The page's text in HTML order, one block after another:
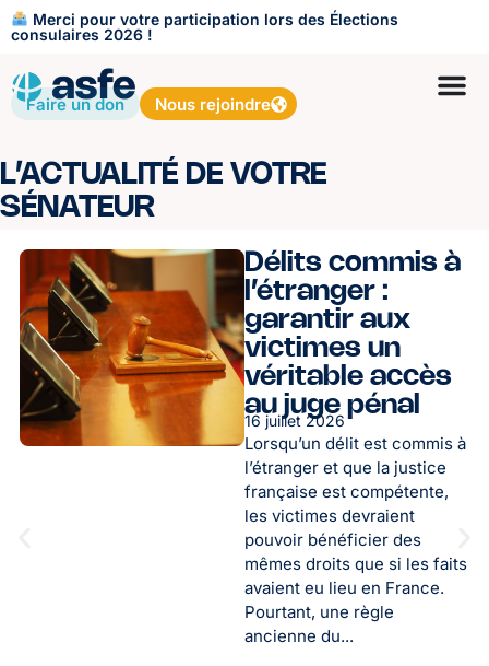
Merci pour votre participation lors des Élections
consulaires 2026 !
Faire un don Nous rejoindre
L’ACTUALITÉ DE VOTRE
SÉNATEUR
Délits commis à
l’étranger :
garantir aux
victimes un
véritable accès
au juge pénal
16 juillet 2026
Lorsqu’un délit est commis à
l’étranger et que la justice
française est compétente,
les victimes devraient
pouvoir bénéficier des
mêmes droits que si les faits
avaient eu lieu en France.
Pourtant, une règle
ancienne du...